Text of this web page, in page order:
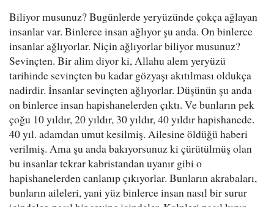
Biliyor musunuz? Bugünlerde yeryüzünde çokça ağlayan
insanlar var. Binlerce insan ağlıyor şu anda. On binlerce
insanlar ağlıyorlar. Niçin ağlıyorlar biliyor musunuz?
Sevinçten. Bir alim diyor ki, Allahu alem yeryüzü
tarihinde sevinçten bu kadar gözyaşı akıtılması oldukça
nadirdir. İnsanlar sevinçten ağlıyorlar. Düşünün şu anda
on binlerce insan hapishanelerden çıktı. Ve bunların pek
çoğu 10 yıldır, 20 yıldır, 30 yıldır, 40 yıldır hapishanede.
40 yıl. adamdan umut kesilmiş. Ailesine öldüğü haberi
verilmiş. Ama şu anda bakıyorsunuz ki çürütülmüş olan
bu insanlar tekrar kabristandan uyanır gibi o
hapishanelerden canlanıp çıkıyorlar. Bunların akrabaları,
bunların aileleri, yani yüz binlerce insan nasıl bir surur